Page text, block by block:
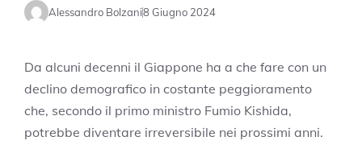
Alessandro Bolzani8 Giugno 2024
Da alcuni decenni il Giappone ha a che fare con un
declino demografico in costante peggioramento
che, secondo il primo ministro Fumio Kishida,
potrebbe diventare irreversibile nei prossimi anni.